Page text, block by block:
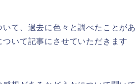
て、過去に色々と調べたことがあ
いて記事にさせていただきます